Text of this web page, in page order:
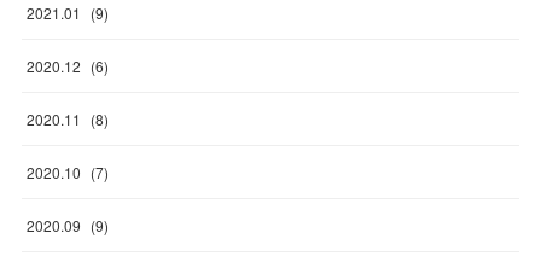
2021.01 (9)
2020.12 (6)
2020.11 (8)
2020.10 (7)
2020.09 (9)